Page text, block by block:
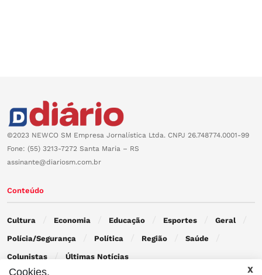
©2023 NEWCO SM Empresa Jornalística Ltda. CNPJ 26.748774.0001-99
Fone: (55) 3213-7272 Santa Maria – RS
assinante@diariosm.com.br
Conteúdo
Cultura Economia Educação Esportes Geral
Polícia/Segurança Política Região Saúde
Colunistas Últimas Notícias
Cookies.